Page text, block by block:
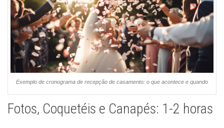
Exemplo de cronograma de recepção de casamento: o que acontece e quando
Fotos, Coquetéis e Canapés: 1-2 horas